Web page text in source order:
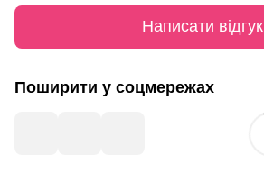
Написати відгук
Поширити у соцмережах